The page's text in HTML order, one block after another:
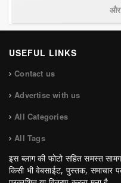
और
USEFUL LINKS
Contact us
Advertise with us
All Categories
All Tags
इस ब्लाग की फोटो सहित समस्त
किसी भी वेबसाईट, पुस्तक, समाचार